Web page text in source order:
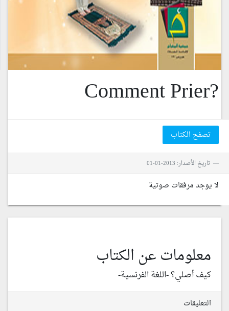
?Comment Prier
تصفح الكتاب
تاريخ الأصدار: 2013-01-01
لا يوجد مرفقات صوتية
معلومات عن الكتاب
كيف أصلي؟ -اللغة الفرنسية-
التعليقات